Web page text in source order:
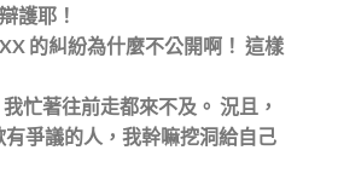
護耶！
的糾紛為什麼不公開啊！ 這樣
忙著往前走都來不及。 況且，
爭議的人，我幹嘛挖洞給自己